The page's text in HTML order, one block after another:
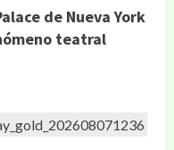
de Nueva York
teatral